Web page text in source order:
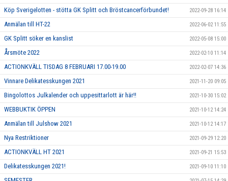
Köp Sverigelotten - stötta GK Splitt och Bröstcancerförbundet! 2022-09-28 16:14
Anmälan till HT-22 2022-06-02 11:55
GK Splitt söker en kanslist 2022-05-08 15:00
Årsmöte 2022 2022-02-10 11:14
ACTIONKVÄLL TISDAG 8 FEBRUARI 17.00-19.00 2022-02-07 14:36
Vinnare Delikatesskungen 2021 2021-11-20 09:05
Bingolottos Julkalender och uppesittarlott är här!! 2021-10-30 15:02
WEBBUKTIK ÖPPEN 2021-10-12 14:24
Anmälan till Julshow 2021 2021-10-12 14:17
Nya Restriktioner 2021-09-29 12:20
ACTIONKVÄLL HT 2021 2021-09-21 15:53
Delikatesskungen 2021! 2021-09-10 11:10